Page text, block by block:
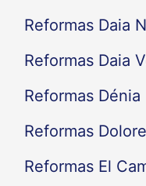
Reformas Daia
Reformas Daia
Reformas Dénia
Reformas
Reformas El